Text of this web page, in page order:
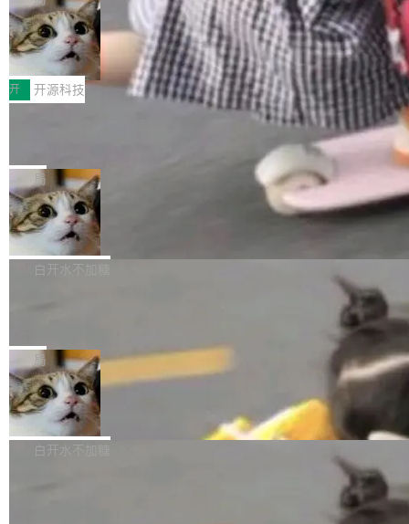
哪些组合有效，作者说，你得靠"文档、校验、或
者部落知识"。 换个写法。Rust 的 enum，两个
变体：Switchable...
有科技公司做的一样。只不过，实际上它不一
样。这是 Sandstorm.io 的重制版，我十年前的
那个创业公司。不同的是，这次它构建在 Cloudf
lare Workers 上——我花了九年时间搭建的平台
——并且深度集成了 AI。这基本上是我十年秘密
Workers 和 Durable Objects 的守护进程。 设
计思路很直接：每个对象是一个独立的 SQLite
数据库，按名称寻址，复制到你自己的 S3 兼容
存储库里。节点之间只通过这个存储库协调——
没有控制平面，没有共识协议。每个对象自带一
个小型数据库，应用天然按分片构建，单个数据
库的竞争和爆炸半径问题在设计层面就被消除
了。 闲置的 cell 会休眠到几乎不占资源。当 cel
l 迁移或唤醒时，新宿主从 S3 恢复 SQLite 数据
库继续执行。存储库是持久化的唯一真相...
鲁大师7月新机性能/流畅/AI榜：vivo夺
性能、流畅双第一，三星Galaxy Z系列
新折叠缺席
2026年7月的手机市场，由于存储等硬件成本暴
增，手机厂商的日子也不好过啊，新机速度明显
放缓，因此硝烟味淡了许多。新机参数规格除开
高价的三星折叠（三星Galaxy Z Fold8 Ultra / Z
Fold8 / Z Flip8）外，其余要么是中低端机器，
例如iQOO Z11i、REDMI Note 17、REDMI No
te 17 Pro、OPPO K15，要么是vivo X300 E这
样的次旗舰。 Galaxy Z Fold8 Ultra / Z Fold8 /
Z Flip8三款折叠屏新机均在7月22日发布，且全
部搭载骁龙8 Elite Gen5 for Galaxy，它们本该
开 开源科技
Zed 编辑器团队发布了新项目——DeltaDB，一
个在 git commit 之间记录每一次编辑操作的版
本控制系统。目前处于 Early Access 阶段。 De
ltaDB 的核心思路直接写在 landing page 最显
眼的位置：「Software is made between com
mits」——软件是在 commit 之间写出来的。git
是把这段空隙补上。 回退到任何一次编辑：Delt
aDB 捕获 commit 之间的每一次操作，...
局
SpaceXAI 单季资本开支达 183 亿美元
根据风险投资人Tomer Tunguz 博客（VC 分
析）披露的最新分析与第二季度业绩报告，Spac
微软同期总资本开支的四成。 与亚马逊、Alpha
bet、微软以及 Meta 等传统科技巨头相比，Spa
ceXAI的资金消耗速度尤为引人瞩目。然而，支
撑庞大支出的资金来源却呈现出截然不同的面
貌。数据显示，微软和 Meta 主要依托充沛的经
白开水不加糖
一个在终端里运行的编程 agent；Muse Spark
1.2，驱动这个 agent 的新模型。一句话概括：
你可以用 curl -fsSL https://dev.meta.ai/install.
sh | bash 安装一个能在大项目里自动规划、写
代码、验证结果的 AI 终端工具。 据介绍，Muse
局
美团开源 LoHoSearch，用知识图谱校
准 AI 能力认知
机器出题的前提，是让机器拥有全局视野。整个
构建流程可以分为四个环节：建图 → 控制难度
白开水不加糖